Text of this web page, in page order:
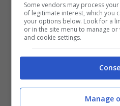
Some vendors may process
of legitimate interest, which you
your options below. Look for a
or in the site menu to manage
and cookie settings.
Manage